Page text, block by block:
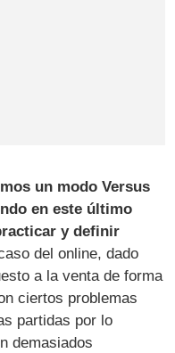
un modo Versus
en este último
y definir
del online, dado
a la venta de forma
ciertos problemas
partidas por lo
demasiados